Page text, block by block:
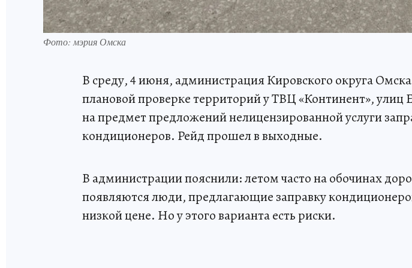
Фото: мэрия Омска
В среду, 4 июня, администрация Кировского округа
плановой проверке территорий у ТВЦ «Континент», улиц
на предмет предложений нелицензированной услуги
кондиционеров. Рейд прошел в выходные.
В администрации пояснили: летом часто на обочинах
появляются люди, предлагающие заправку
низкой цене. Но у этого варианта есть риски.